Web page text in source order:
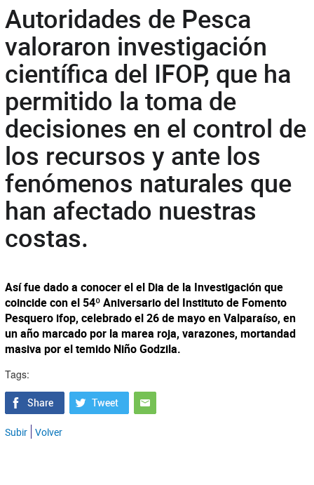
Autoridades de Pesca
valoraron investigación
científica del IFOP, que ha
permitido la toma de
decisiones en el control de
los recursos y ante los
fenómenos naturales que
han afectado nuestras
costas.
Así fue dado a conocer el el Dia de la Investigación que
coincide con el 54º Aniversario del Instituto de Fomento
Pesquero ifop, celebrado el 26 de mayo en Valparaíso, en
un año marcado por la marea roja, varazones, mortandad
masiva por el temido Niño Godzila.
Tags:
Subir Volver